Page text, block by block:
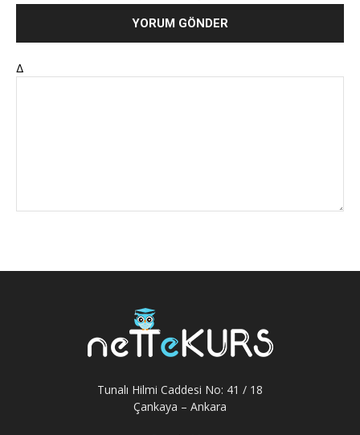
Δ
Tunalı Hilmi Caddesi No: 41 / 18
Çankaya – Ankara